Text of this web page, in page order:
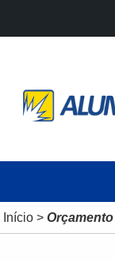
Início> Orçamento